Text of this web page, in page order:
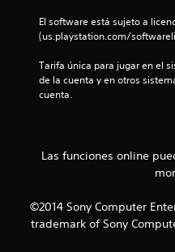
El software está sujeto a
(us.playstation.com/
Tarifa única para jugar en el
de la cuenta y en otros
cuenta.
Las funciones online
©2014 Sony Computer
trademark of Sony